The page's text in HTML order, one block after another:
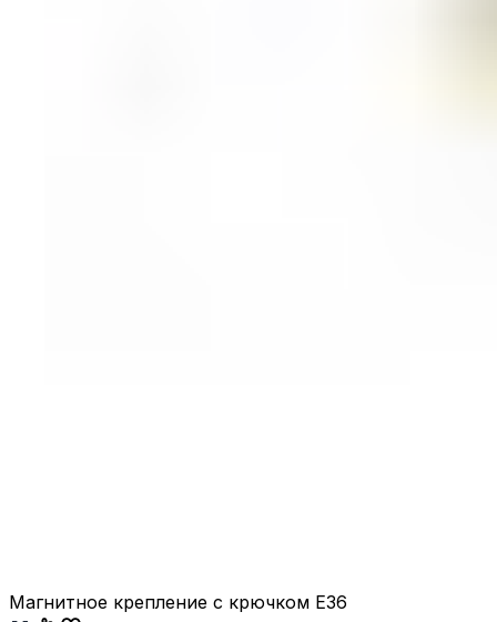
Магнитное крепление с крючком E36